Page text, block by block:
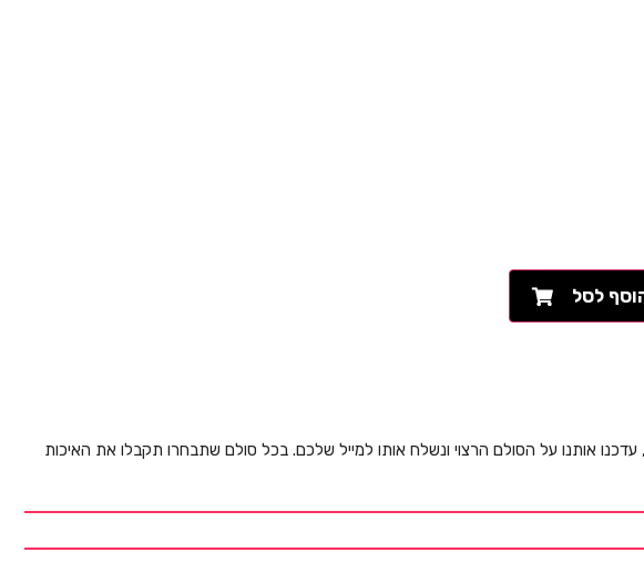
לסל
אותנו על הסולם הרצוי ונשלח אותו למייל שלכם. בכל סולם שתבחרו תקבלו את האיכות